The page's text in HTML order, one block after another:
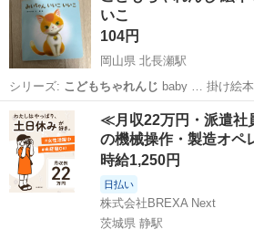
いこ
104円
岡山県 北長瀬駅
シリーズ: こどもちゃれんじ baby … 掛け絵本
期便で届…
岡山 岡山市 北長瀬駅 絵本
≪月収22万円・派遣社
の機械操作・製造オペ
時給1,250円
日払い
株式会社BREXA Next
茨城県 静駅